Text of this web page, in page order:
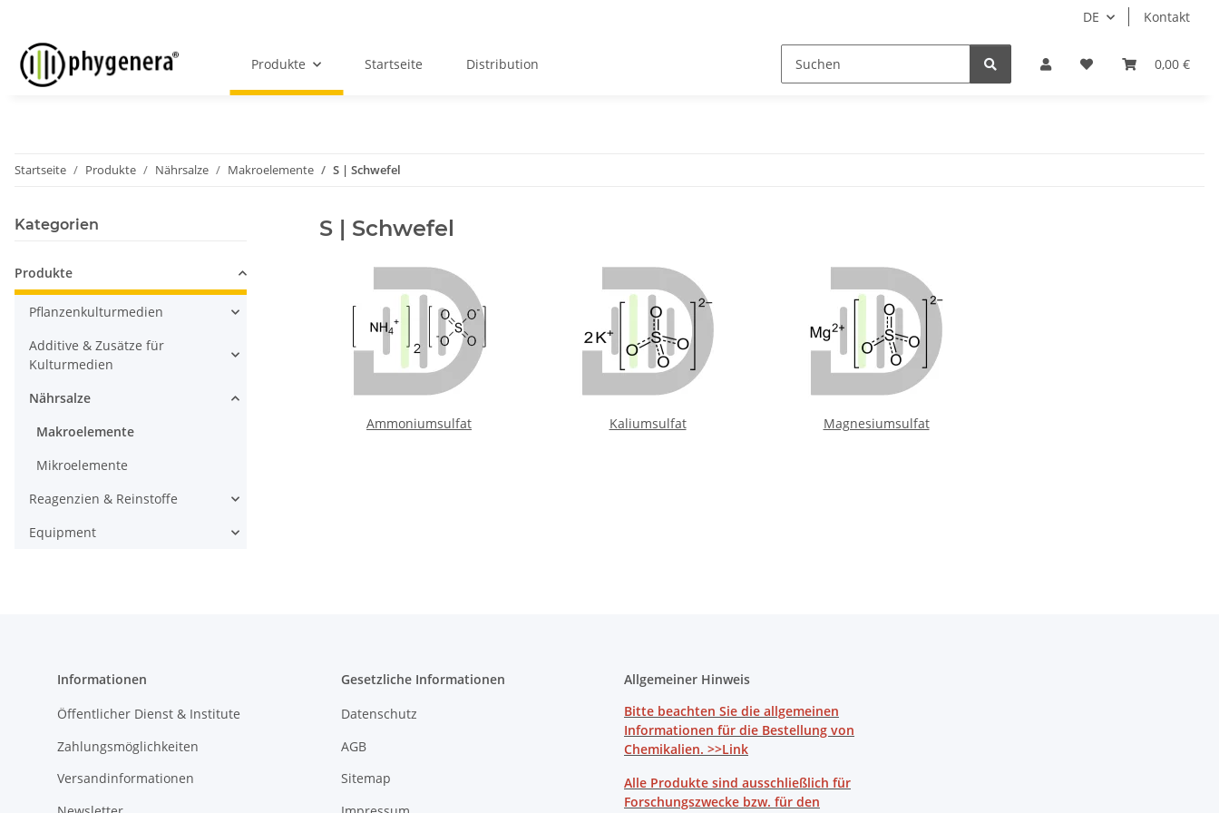
DE Kontakt
0,00 €
Produkte Startseite Distribution
Startseite Produkte Nährsalze Makroelemente S | Schwefel
S | Schwefel
Ammoniumsulfat Kaliumsulfat Magnesiumsulfat
Kategorien
Produkte
Pflanzenkulturmedien
Additive & Zusätze für
Kulturmedien
Nährsalze
Makroelemente
Mikroelemente
Reagenzien & Reinstoffe
Equipment
Informationen
Öffentlicher Dienst & Institute
Zahlungsmöglichkeiten
Versandinformationen
Gesetzliche Informationen
Datenschutz
AGB
Sitemap
Allgemeiner Hinweis
Bitte beachten Sie die allgemeinen
Informationen für die Bestellung von
Chemikalien. >>Link
Alle Produkte sind ausschließlich für
Forschungszwecke bzw. für den